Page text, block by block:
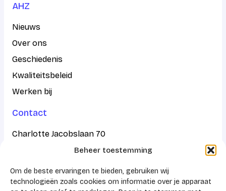
Beheer toestemming
Om de beste ervaringen te bieden, gebruiken wij
technologieën zoals cookies om informatie over je apparaat
AHZ
Nieuws
Over ons
Geschiedenis
Kwaliteitsbeleid
Werken bij
Contact
Charlotte Jacobslaan 70
2545 AB Den Haag
Postbus 43100